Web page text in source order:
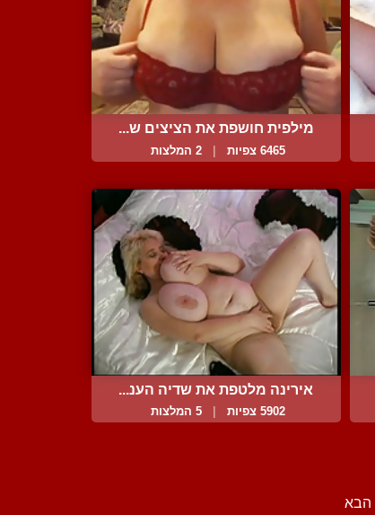
מילפית חושפת את הציצים ש...
6465 צפיות | 2 המלצות
אירינה מלטפת את שדיה הענ...
5902 צפיות 5 המלצות
הבא